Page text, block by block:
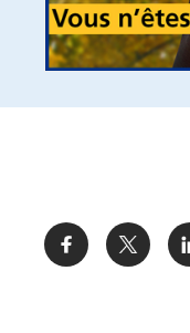
Share: